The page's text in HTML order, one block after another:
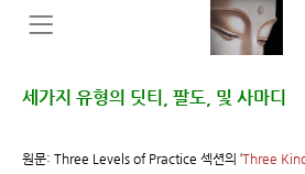
세가지 유형의 딧티, 팔도, 및 사마디
원문: Three Levels of Practice 섹션의 ‘Three